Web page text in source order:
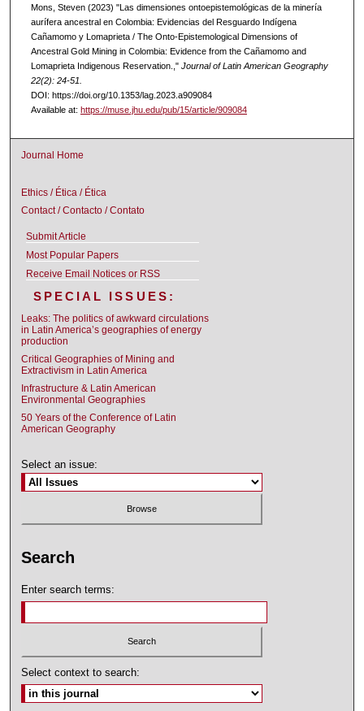
Mons, Steven (2023) "Las dimensiones ontoepistemológicas de la minería
aurífera ancestral en Colombia: Evidencias del Resguardo Indígena
Cañamomo y Lomaprieta / The Onto-Epistemological Dimensions of
Ancestral Gold Mining in Colombia: Evidence from the Cañamomo and
Lomaprieta Indigenous Reservation.," Journal of Latin American Geography
22(2): 24-51.
DOI: https://doi.org/10.1353/lag.2023.a909084
Available at: https://muse.jhu.edu/pub/15/article/909084
Journal Home
Ethics / Ética / Ética
Contact / Contacto / Contato
Submit Article
Most Popular Papers
Receive Email Notices or RSS
SPECIAL ISSUES:
Leaks: The politics of awkward circulations
in Latin America’s geographies of energy
production
Critical Geographies of Mining and
Extractivism in Latin America
Infrastructure & Latin American
Environmental Geographies
50 Years of the Conference of Latin
American Geography
Select an issue:
Search
Enter search terms:
Select context to search: